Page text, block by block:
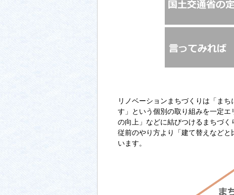
リノベーションまちづくりは「ま
す」という個別の取り組みを一定
の向上」などに結びつけるまちづく
従前のやり方より「建て替えなど
います。